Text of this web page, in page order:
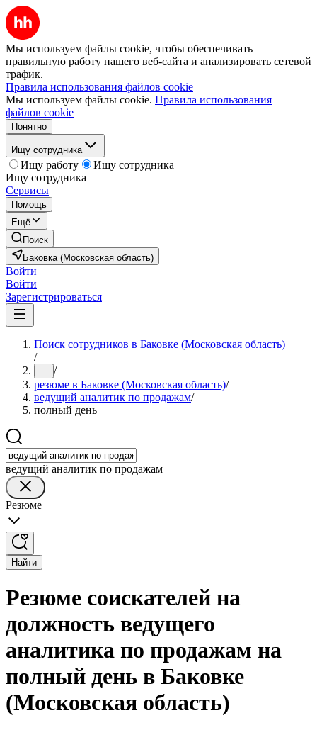
Мы используем файлы cookie, чтобы обеспечивать
правильную работу нашего веб-сайта и анализировать сетевой
трафик.
Правила использования файлов cookie
Мы используем файлы cookie. Правила использования
файлов cookie
Понятно
Ищу сотрудника
Ищу работу
Ищу сотрудника
Ищу сотрудника
Сервисы
Помощь
Ещё
Поиск
Баковка (Московская область)
Войти
Войти
Зарегистрироваться
Поиск сотрудников в Баковке (Московская область)
/
... /
резюме в Баковке (Московская область)/
ведущий аналитик по продажам/
полный день
ведущий аналитик по продажам
Резюме
Найти
Резюме соискателей на
должность ведущего
аналитика по продажам на
полный день в Баковке
(Московская область)